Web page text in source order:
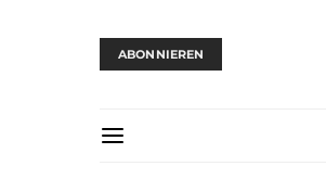
ABONNIEREN